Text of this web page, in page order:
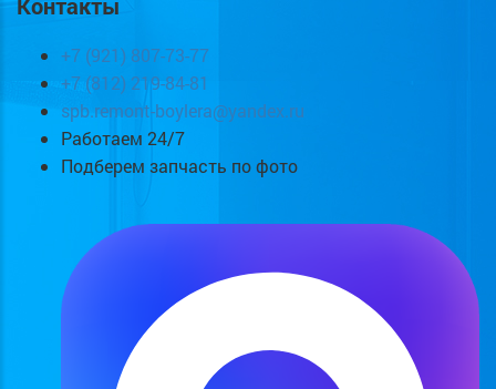
Контакты
+7 (921) 807-73-77
+7 (812) 219-84-81
spb.remont-boylera@yandex.ru
Работаем 24/7
Подберем запчасть по фото